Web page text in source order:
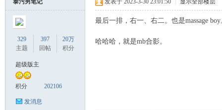
泰污男笔记
329
主题
397
回帖
20万
积分
超级版主
积分 202106
发消息
发表于 2023-3-30 23:01:50 显示全部楼层
最后一排，右一、右二。也是massage
哈哈哈，就是mb合影。